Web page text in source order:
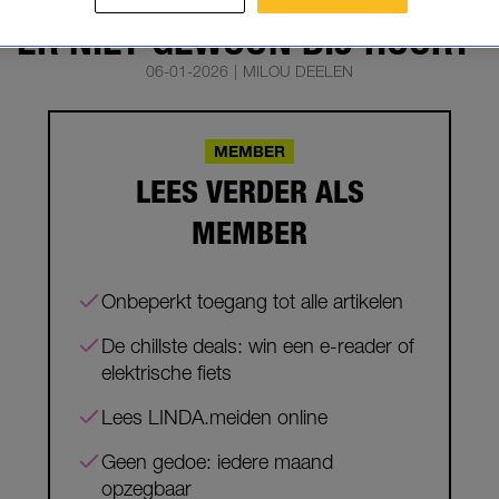
ER NIET GEWOON BIJ HOORT'
06-01-2026 | MILOU DEELEN
MEMBER
LEES VERDER ALS
MEMBER
Onbeperkt toegang tot alle artikelen
De chillste deals: win een e-reader of
elektrische fiets
Lees LINDA.meiden online
Geen gedoe: iedere maand
opzegbaar